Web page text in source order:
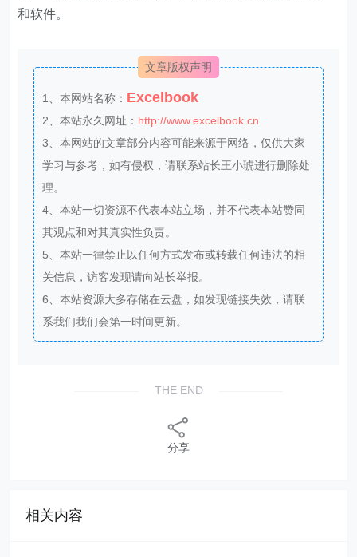
和软件。
文章版权声明
1、本网站名称： Excelbook
2、本站永久网址： http://www.excelbook.cn
3、本网站的文章部分内容可能来源于网络，仅供大家
学习与参考，如有侵权，请联系站长王小琥进行删除处
理。
4、本站一切资源不代表本站立场，并不代表本站赞同
其观点和对其真实性负责。
5、本站一律禁止以任何方式发布或转载任何违法的相
关信息，访客发现请向站长举报。
6、本站资源大多存储在云盘，如发现链接失效，请联
系我们我们会第一时间更新。
THE END
分享
相关内容